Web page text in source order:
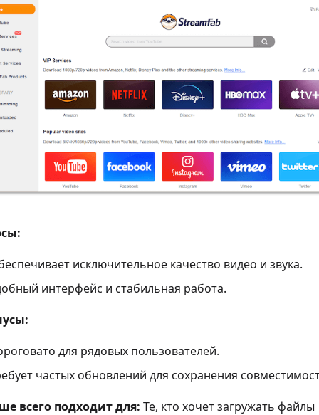
исключительное качество видео и звука.
интерфейс и стабильная работа.
для рядовых пользователей.
частых обновлений для сохранения
всего подходит для: Те, кто хочет загружать файлы